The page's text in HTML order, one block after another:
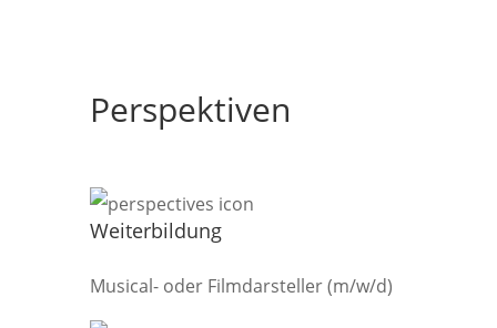
Perspektiven
Weiterbildung
Musical- oder Filmdarsteller (m/w/d)